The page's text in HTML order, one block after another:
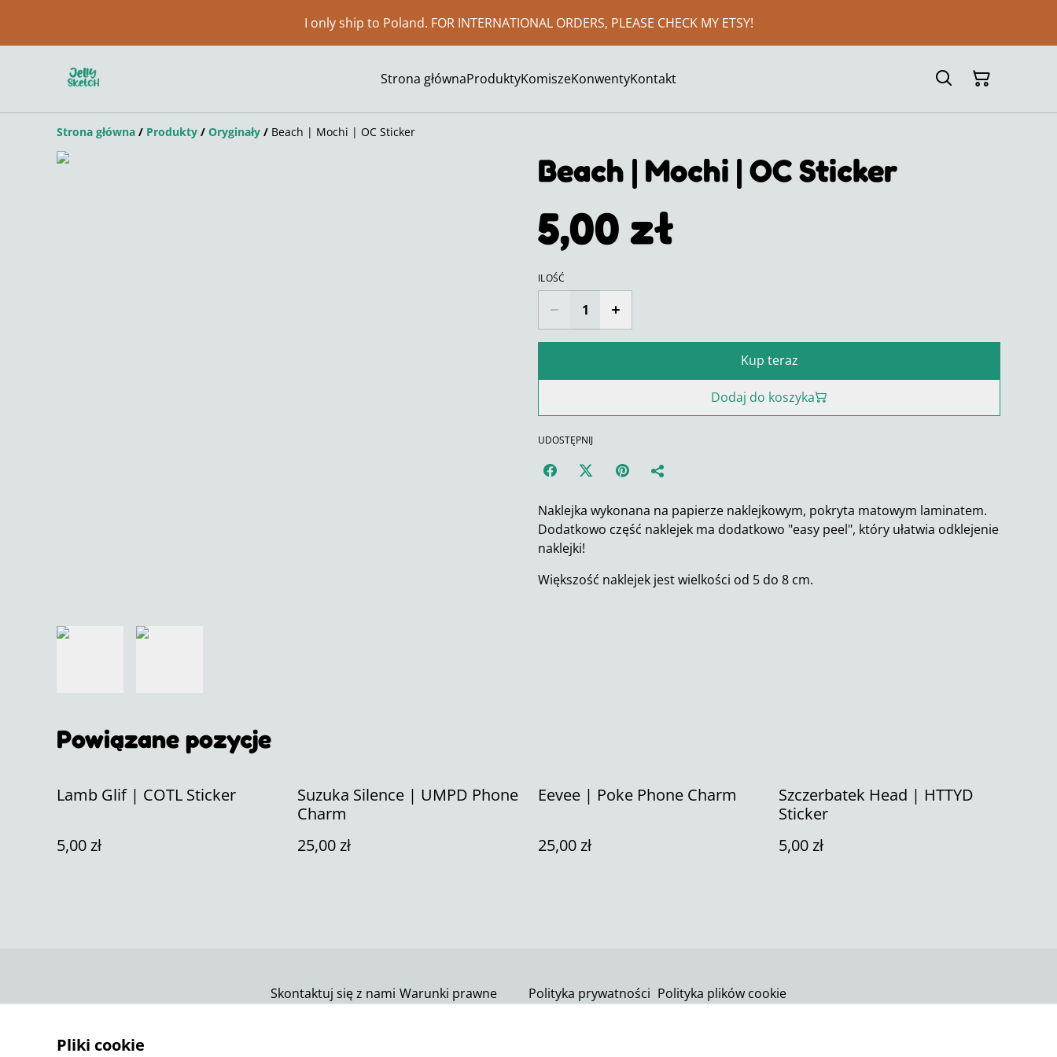
I only ship to Poland. FOR INTERNATIONAL ORDERS, PLEASE CHECK MY ETSY!
Strona głównaProduktyKomiszeKonwentyKontakt
Strona główna / Produkty / Oryginały / Beach | Mochi | OC Sticker
Beach | Mochi | OC Sticker
5,00 zł
ILOŚĆ
Kup teraz
Dodaj do koszyka
UDOSTĘPNIJ
Naklejka wykonana na papierze naklejkowym, pokryta matowym laminatem.
Dodatkowo część naklejek ma dodatkowo "easy peel", który ułatwia odklejenie
naklejki!
Większość naklejek jest wielkości od 5 do 8 cm.
Powiązane pozycje
Lamb Glif | COTL Sticker
5,00 zł
Suzuka Silence | UMPD Phone
Charm
25,00 zł
Eevee | Poke Phone Charm
25,00 zł
Szczerbatek Head | HTTYD
Sticker
5,00 zł
Skontaktuj się z nami Warunki prawne
Polityka prywatności
SumUp
Polityka plików cookie
Pliki cookie